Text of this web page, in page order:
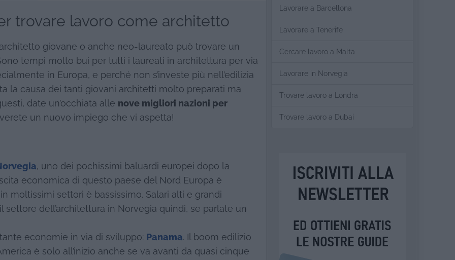
trovare lavoro come architetto
giovane o anche neo-laureato può trovare un
tempi molto bui per tutti i laureati in architettura per via
in Europa, e perché non s’investe più nell’edilizia
la causa dei tanti giovani architetti molto preparati ma
date un’occhiata alle nove migliori nazioni per
un nuovo impiego che vi aspetta!
, uno dei pochissimi baluardi europei dopo la
economica di questo paese del Nord Europa è
moltissimi settori è bassissimo. Salari alti e grandi
settore dell’architettura in Norvegia quindi, se parlate un
economie in via di sviluppo: Panama. Il boom edilizio
è solo all’inizio anche se va avanti da quasi cinque
Lavorare a Barcellona
Lavorare a Tenerife
Cercare lavoro a Malta
Lavorare in Norvegia
Trovare lavoro a Londra
Trovare lavoro a Dubai